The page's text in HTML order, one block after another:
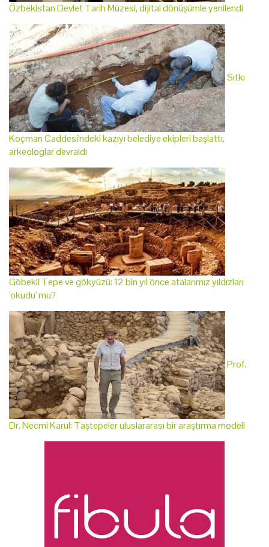
Özbekistan Devlet Tarih Müzesi, dijital dönüşümle yenilendi
Sıtkı
Koçman Caddesi'ndeki kazıyı belediye ekipleri başlattı,
arkeologlar devraldı
Göbekli Tepe ve gökyüzü: 12 bin yıl önce atalarımız yıldızları
'okudu' mu?
Prof.
Dr. Necmi Karul: Taştepeler uluslararası bir araştırma modeli